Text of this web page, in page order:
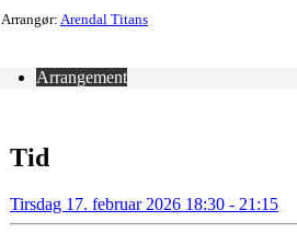
Arrangør: Arendal Titans
Arrangement
Tid
Tirsdag 17. februar 2026 18:30 - 21:15